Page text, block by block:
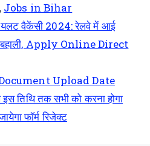
Jobs in Bihar
वैकेंसी 2024: रेलवे में आई
बहाली, Apply Online Direct
Upload Date
तिथि तक सभी को करना होगा
फॉर्म रिजेक्ट